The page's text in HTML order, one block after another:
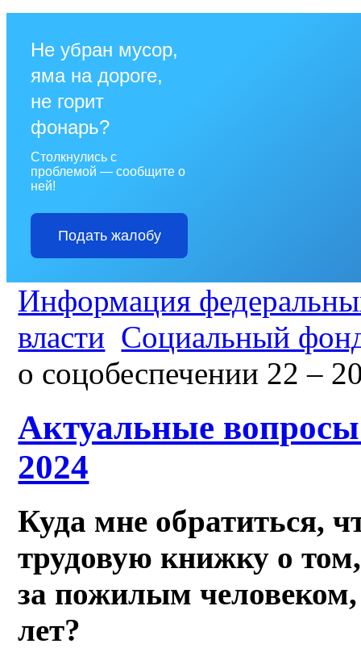
Не убран мусор,
яма на дороге,
не горит
фонарь?
Столкнулись с
проблемой — сообщите о
ней!
Подать жалобу
Информация
власти Социальный
о соцобеспечении 22 –
Актуальные вопросы
2024
Куда мне обратиться,
трудовую книжку о
за пожилым человеком,
лет?